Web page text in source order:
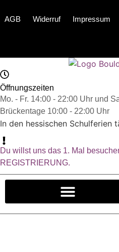
AGB Widerruf Impressum
Öffnungszeiten
Mo. - Fr. 14:00 - 22:00 Uhr und
Brückentage 10:00 - 22:00 Uhr
In den hessischen Schulferien
Du willst uns das 1. Mal
REGISTRIERUNG.